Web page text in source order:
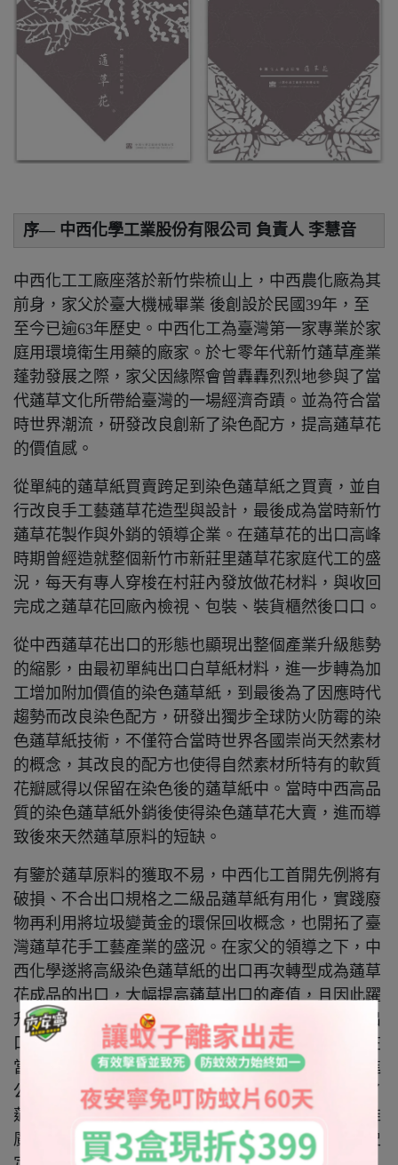
序— 中西化學工業股份有限公司 負責人 李慧音
中西化工工廠座落於新竹柴梳山上，中西農化廠為其
前身，家父於臺大機械畢業 後創設於民國39年，⾄
至今已逾63年歷史。中西化工為臺灣第一家專業於家
庭用環境衛生用藥的廠家。於七零年代新竹蓪草產業
蓬勃發展之際，家父因緣際會曾轟轟烈烈地參與了當
代蓪草文化所帶給臺灣的一場經濟奇蹟。並為符合當
時世界潮流，研發改良創新了染色配方，提高蓪草花
的價值感。
從單純的蓪草紙買賣跨足到染色蓪草紙之買賣，並自
行改良手工藝蓪草花造型與設計，最後成為當時新竹
蓪草花製作與外銷的領導企業。在蓪草花的出口高峰
時期曾經造就整個新竹市新莊里蓪草花家庭代工的盛
況，每天有專人穿梭在村莊內發放做花材料，與收回
完成之蓪草花回廠內檢視、包裝、裝貨櫃然後⼝口。
從中西蓪草花出口的形態也顯現出整個產業升級態勢
的縮影，由最初單純出口白草紙材料，進一步轉為加
工增加附加價值的染色蓪草紙，到最後為了因應時代
趨勢而改良染色配方，研發出獨步全球防火防霉的染
色蓪草紙技術，不僅符合當時世界各國崇尚天然素材
的概念，其改良的配方也使得自然素材所特有的軟質
花瓣感得以保留在染色後的蓪草紙中。當時中西高品
質的染色蓪草紙外銷後使得染色蓪草花大賣，進而導
致後來天然蓪草原料的短缺。
有鑒於蓪草原料的獲取不易，中西化工首開先例將有
破損、不合出口規格之二級品蓪草紙有⽤化，實踐廢
物再利用將垃圾變黃金的環保回收概念，也開拓了臺
灣蓪草花手工藝產業的盛況。在家父的領導之下，中
西化學遂將高級染色蓪草紙的出口再次轉型成為蓪草
花成品的出口，大幅提高蓪草出口的產值，且因此躍
升當時臺灣外銷四百大優良企業名單中。當時蓪草出
口為臺灣外銷名單上的獨立項目，可見蓪草花出口在
當時為國家賺取外匯的重要性。1982年受家父召喚進
公司服務，為協助蓪草花之外銷拓展，遂拍攝整理了
蓪草花一系列製作過程的照⽚作為輔助通草花外銷推
廣介紹⽤，同時也為中西化工在臺灣蓪草史上的歷史